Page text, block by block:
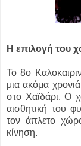
Η επιλογή του
Το 8ο
μια ακόμα
στο Χαϊδάρι. Ο
αισθητική του
τον άπλετο
κίνηση.